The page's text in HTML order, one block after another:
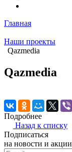
Главная
Наши проекты
Qazmedia
Qazmedia
Подробнее
Назад к списку
Подписаться
на новости и акции